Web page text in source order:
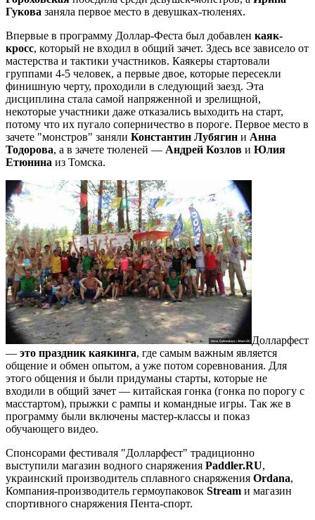
Гукова заняла первое место в девушках-тюленях.
Впервые в программу Доллар-Феста был добавлен каяк-
кросс, который не входил в общий зачет. Здесь все зависело от
мастерства и тактики участников. Каякеры стартовали
группами 4-5 человек, а первые двое, которые пересекли
финишную черту, проходили в следующий заезд. Эта
дисциплина стала самой напряженной и зрелищной,
некоторые участники даже отказались выходить на старт,
потому что их пугало соперничество в пороге. Первое место в
зачете "монстров" заняли Константин Лубягин и Анна
Тодорова, а в зачете тюленей — Андрей Козлов и Юлия
Етюнина из Томска.
Долларфест
— это праздник каякинга, где самым важным является
общение и обмен опытом, а уже потом соревнования. Для
этого общения и были придуманы старты, которые не
входили в общий зачет — китайская гонка (гонка по порогу с
масстартом), прыжки с рампы и командные игры. Так же в
программу были включены мастер-классы и показ
обучающего видео.
Спонсорами фестиваля "Долларфест" традиционно
выступили магазин водного снаряжения Paddler.RU,
украинский производитель сплавного снаряжения Ordana,
Компания-производитель гермоупаковок Stream и магазин
спортивного снаряжения Пента-спорт.